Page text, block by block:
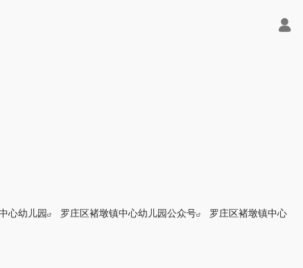
心幼儿园 罗庄区褚墩镇中心幼儿园公众号
罗庄区褚墩镇中心